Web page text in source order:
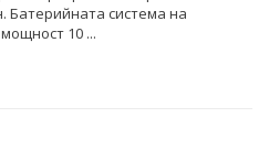
Батерийната система на
10 ...